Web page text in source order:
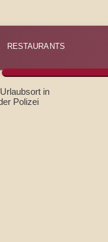
RESTAURANTS
in
Polizei